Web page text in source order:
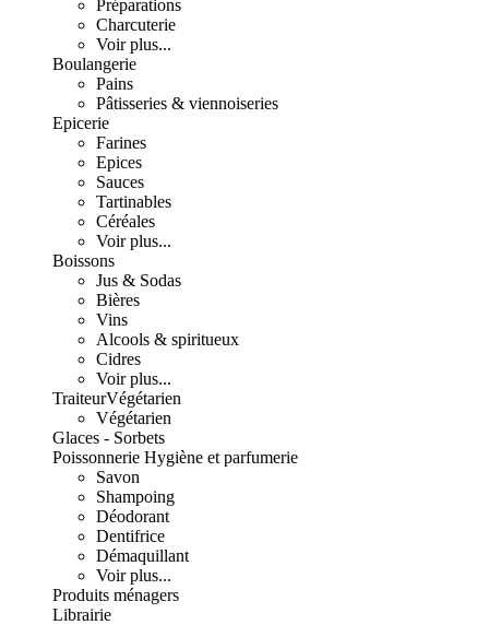
Préparations
Charcuterie
Voir plus...
Boulangerie
Pains
Pâtisseries & viennoiseries
Epicerie
Farines
Epices
Sauces
Tartinables
Céréales
Voir plus...
Boissons
Jus & Sodas
Bières
Vins
Alcools & spiritueux
Cidres
Voir plus...
TraiteurVégétarien
Végétarien
Glaces - Sorbets
Poissonnerie Hygiène et parfumerie
Savon
Shampoing
Déodorant
Dentifrice
Démaquillant
Voir plus...
Produits ménagers
Librairie